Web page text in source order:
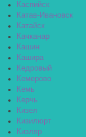
Каспийск
Катав-Ивановск
Катайск
Качканар
Кашин
Кашира
Кедровый
Кемерово
Кемь
Керчь
Кизел
Кизилюрт
Кизляр